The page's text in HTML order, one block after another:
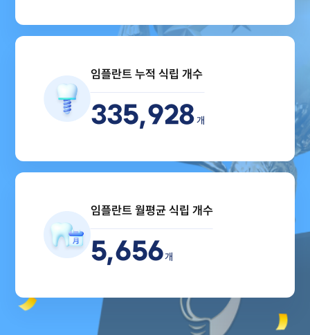
임플란트누적 식립 개수
335,928개
임플란트월평균 식립 개수
5,656개